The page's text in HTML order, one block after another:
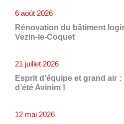
Rénovation du bâtiment
Vezin-le-Coquet
6 août 2026
Esprit d’équipe et grand air
d’été Avinim !
21 juillet 2026
12 mai 2026